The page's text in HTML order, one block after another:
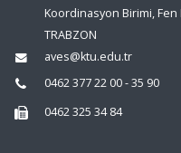
Koordinasyon Birimi, Fen
TRABZON
aves@ktu.edu.tr
0462 377 22 00 - 35 90
0462 325 34 84